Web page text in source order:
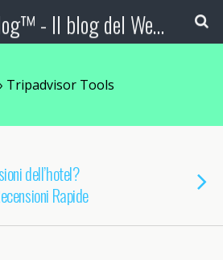
Booking Blog™ - Il blog del Web Marketing Turistico
Tripadvisor Tools
dell’hotel?
Rapide